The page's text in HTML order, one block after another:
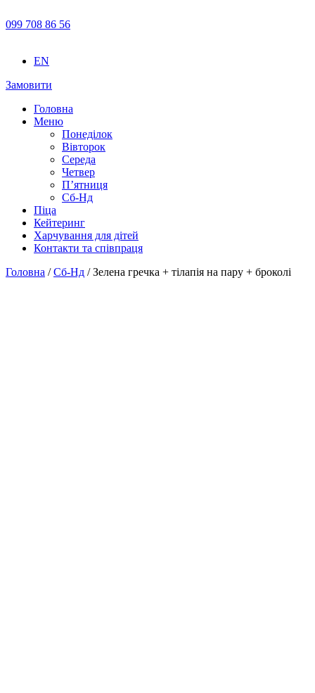
099 708 86 56
EN
Замовити
Головна
Меню
Понеділок
Вівторок
Середа
Четвер
П’ятниця
Сб-Нд
Піца
Кейтеринг
Харчування для дітей
Контакти та співпраця
Головна /Сб-Нд / Зелена гречка + тілапія на пару + броколі